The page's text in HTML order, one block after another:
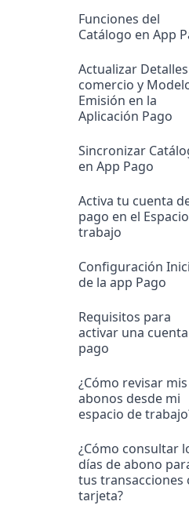
Funciones del
Catálogo en App
Actualizar
comercio y
Emisión en la
Aplicación Pago
Sincronizar
en App Pago
Activa tu cuenta
pago en el
trabajo
Configuración
de la app Pago
Requisitos para
activar una
pago
¿Cómo revisar mis
abonos desde mi
espacio de
¿Cómo consultar
días de abono
tus transacciones
tarjeta?